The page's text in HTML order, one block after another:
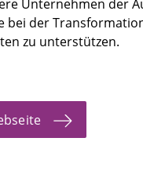
Unternehmen der
bei der
zu unterstützen.